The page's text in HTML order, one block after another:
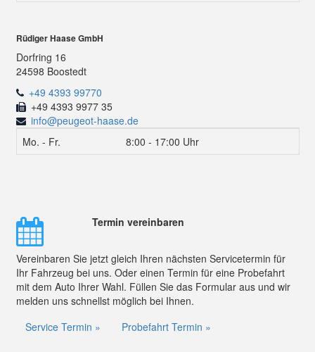
Rüdiger Haase GmbH
Dorfring 16
24598 Boostedt
+49 4393 99770
+49 4393 9977 35
info@peugeot-haase.de
Mo. - Fr.
8:00 - 17:00 Uhr
Termin vereinbaren
Vereinbaren Sie jetzt gleich Ihren nächsten Servicetermin für
Ihr Fahrzeug bei uns. Oder einen Termin für eine Probefahrt
mit dem Auto Ihrer Wahl. Füllen Sie das Formular aus und wir
melden uns schnellst möglich bei Ihnen.
Service Termin »
Probefahrt Termin »